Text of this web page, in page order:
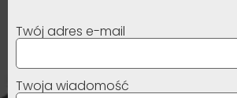
Twój adres e-mail
Twoja wiadomość